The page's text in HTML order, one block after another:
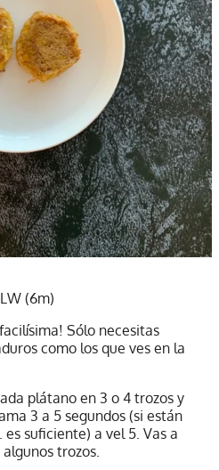
(6m)
Sólo necesitas
como los que ves en la
plátano en 3 o 4 trozos y
3 a 5 segundos (si están
suficiente) a vel 5. Vas a
trozos.